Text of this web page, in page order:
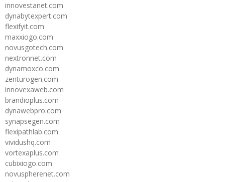
innovestanet.com
dynabytexpert.com
flexifyit.com
maxxiogo.com
novusgotech.com
nextronnet.com
dynamoxco.com
zenturogen.com
innovexaweb.com
brandioplus.com
dynawebpro.com
synapsegen.com
flexipathlab.com
vividushq.com
vortexaplus.com
cubixiogo.com
novuspherenet.com